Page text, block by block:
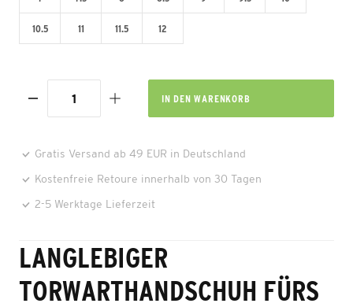
10.5 11 11.5 12
IN DEN WARENKORB
Gratis Versand ab 49 EUR in Deutschland
Kostenfreie Retoure innerhalb von 30 Tagen
2-5 Werktage Lieferzeit
LANGLEBIGER
TORWARTHANDSCHUH FÜRS